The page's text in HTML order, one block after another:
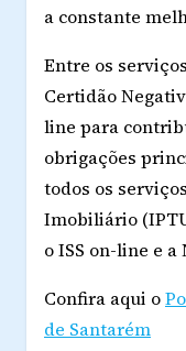
a constante
Entre os
Certidão
line para
obrigações
todos os
Imobiliário
o ISS on-line e
Confira aqui o
de Santarém